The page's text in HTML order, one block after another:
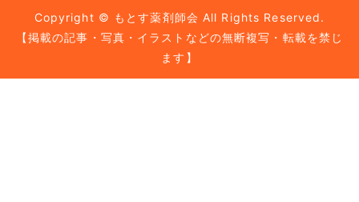
Copyright © もとす薬剤師会 All Rights Reserved.
【掲載の記事・写真・イラストなどの無断複写・転載を禁じ
ます】